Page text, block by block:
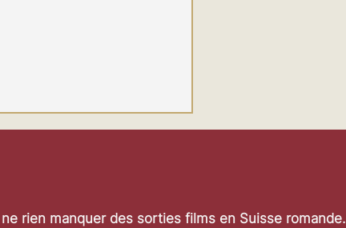
rien manquer des sorties films en Suisse romande.